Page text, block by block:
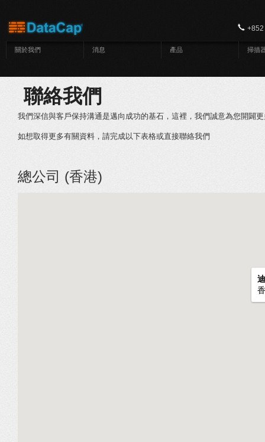
關於我們 消息 產品 掃描
聯絡我們
我們深信與客戶保持溝通是邁向成功的基石，這裡，我們誠意為您開闢
如想取得更多有關資料，請完成以下表格或直接聯絡我們
總公司 (香港)